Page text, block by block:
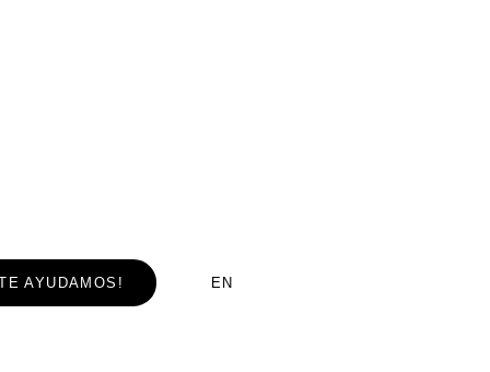
AYUDAMOS! EN